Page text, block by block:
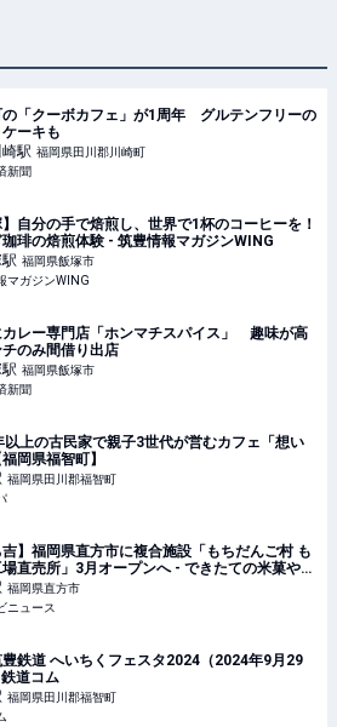
の「クーボカフェ」が1周年 グルテンフリーの
ーキも
崎駅 福岡県田川郡川崎町
新聞
】自分の手で焙煎し、世界で1杯のコーヒーを！
琲の焙煎体験 - 筑豊情報マガジンWING
駅 福岡県飯塚市
マガジンWING
カレー専門店「ホンマチスパイス」 趣味が高
チのみ間借り出店
駅 福岡県飯塚市
新聞
以上の古民家で親子3世代が営むカフェ「想い
岡県福智町】
福岡県田川郡福智町
吉】福岡県直方市に複合施設「もちだんご村 も
直売所」3月オープンへ - できたての米菓やお
んを提供
福岡県直方市
ニュース
鉄道 へいちくフェスタ2024（2024年9月29
道コム
福岡県田川郡福智町